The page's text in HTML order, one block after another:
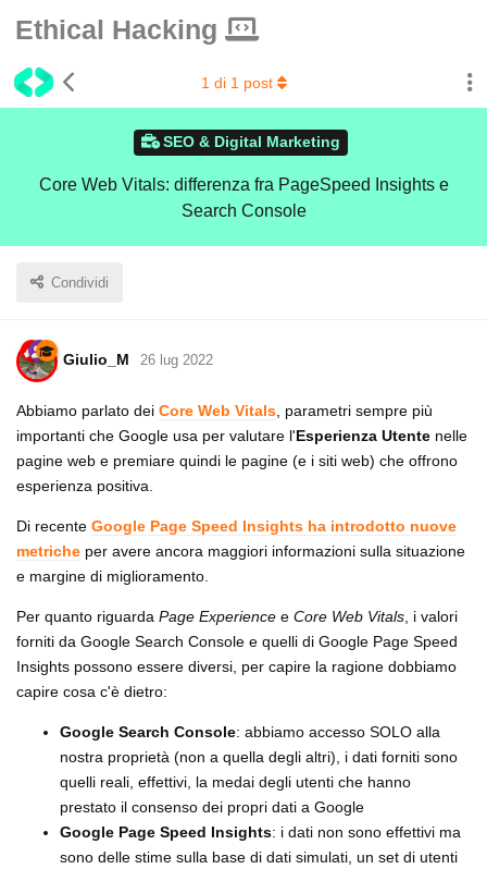
Ethical Hacking
SEO & Digital Marketing
Core Web Vitals: differenza fra PageSpeed Insights e
Search Console
Condividi
1 di 1 post
Giulio_M 26 lug 2022
Abbiamo parlato dei Core Web Vitals , parametri sempre più
importanti che Google usa per valutare l'Esperienza Utente nelle
pagine web e premiare quindi le pagine (e i siti web) che offrono
esperienza positiva.
Di recente Google Page Speed Insights ha introdotto nuove
metriche per avere ancora maggiori informazioni sulla situazione
e margine di miglioramento.
Per quanto riguarda Page Experience e Core Web Vitals , i valori
forniti da Google Search Console e quelli di Google Page Speed
Insights possono essere diversi, per capire la ragione dobbiamo
capire cosa c'è dietro:
Google Search Console: abbiamo accesso SOLO alla
nostra proprietà (non a quella degli altri), i dati forniti sono
quelli reali, effettivi, la medai degli utenti che hanno
prestato il consenso dei propri dati a Google
Google Page Speed Insights: i dati non sono effettivi ma
sono delle stime sulla base di dati simulati, un set di utenti